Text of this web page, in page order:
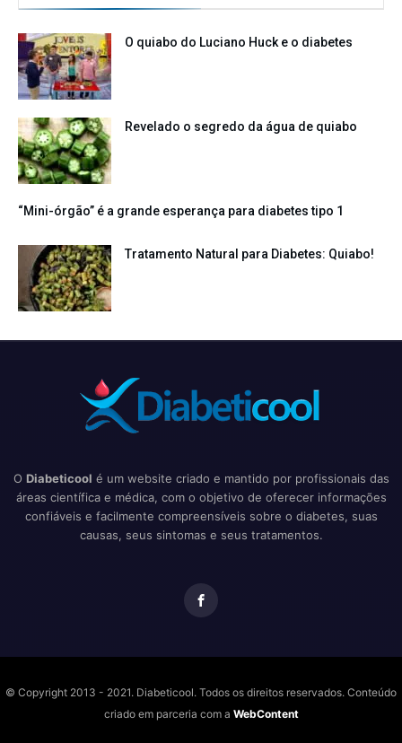
O quiabo do Luciano Huck e o diabetes
Revelado o segredo da água de quiabo
“Mini-órgão” é a grande esperança para diabetes tipo 1
Tratamento Natural para Diabetes: Quiabo!
O Diabeticool é um website criado e mantido por profissionais das
áreas científica e médica, com o objetivo de oferecer informações
confiáveis e facilmente compreensíveis sobre o diabetes, suas
causas, seus sintomas e seus tratamentos.
© Copyright 2013 - 2021. Diabeticool. Todos os direitos reservados. Conteúdo
criado em parceria com a WebContent